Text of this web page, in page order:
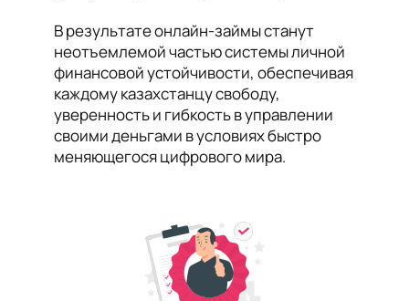
В результате онлайн-займы станут
неотъемлемой частью системы личной
финансовой устойчивости, обеспечивая
каждому казахстанцу свободу,
уверенность и гибкость в управлении
своими деньгами в условиях быстро
меняющегося цифрового мира.